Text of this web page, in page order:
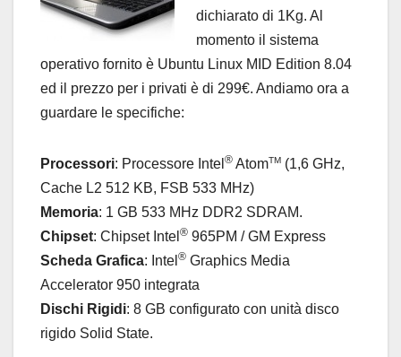
dichiarato di 1Kg. Al
momento il sistema
operativo fornito è Ubuntu Linux MID Edition 8.04
ed il prezzo per i privati è di 299€. Andiamo ora a
guardare le specifiche:
Processori: Processore Intel ® AtomTM (1,6 GHz,
Cache L2 512 KB, FSB 533 MHz)
Memoria: 1 GB 533 MHz DDR2 SDRAM.
Chipset: Chipset Intel ® 965PM / GM Express
Scheda Grafica: Intel ® Graphics Media
Accelerator 950 integrata
Dischi Rigidi: 8 GB configurato con unità disco
rigido Solid State.